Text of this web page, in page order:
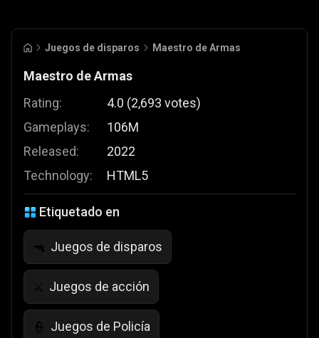
Juegos de disparos Maestro de Armas
Maestro de Armas
Rating:
Gameplays:
Released:
Technology:
4.0 (2,693 votes)
106M
2022
HTML5
Etiquetado en
🔫 Juegos de disparos
⚔️ Juegos de acción
👮 Juegos de Policía